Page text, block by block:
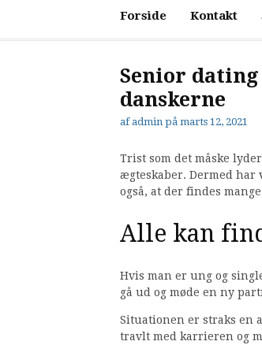
Forside Kontakt
Senior
danskerne
afadmin på marts 12, 2021
Trist som det måske
ægteskaber. Dermed har
også, at der findes
Alle kan
Hvis man er ung og
gå ud og møde en ny
Situationen er straks en
travlt med karrieren og